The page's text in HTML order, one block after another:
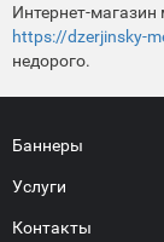
Интернет-магазин
https://dzerjinsky-
недорого.
Баннеры
Услуги
Контакты